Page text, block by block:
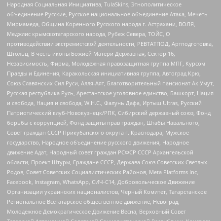
Народная Социальная Инициатива, TulaSkins, Этнополитическое
объединение Русские, Русское национальное объединение Атака, Мечеть
Мирмамеда, Община Коренного Русского народа г. Астрахани, ВОЛЯ,
Меджлис крымскотатарского народа, Рубеж Севера, ТОЙС, О
противодействии экстремистской деятельности, РЕВТАТПОД, Артподготовка,
Штольц, В честь иконы Божией Матери Державная, Сектор 16,
Независимость, Фирма, Молодежная правозащитная группа МПГ, Курсом
Правды и Единения, Каракольская инициативная группа, Автоград Крю,
Союз Славянских Сил Руси, Алля-Аят, Благотворительный пансионат Ак Умут,
Русская республика Русь, Арестантское уголовное единство, Башкорт, Нация
и свобода, Нация и свобода, W.H.С., Фалунь Дафа, Иртыш Ultras, Русский
Патриотический клуб-Новокузнецк/РПК, Сибирский державный союз, Фонд
борьбы с коррупцией, Фонд защиты прав граждан, Штабы Навального,
Совет граждан СССР Прикубанского округа г. Краснодара, Мужское
государство, Народное объединение русского движения, Народное
движение Адат, Народный совет граждан РСФСР СССР Архангельской
области, Проект Штурм, Граждане СССР, Держава Союз Советских Светлых
Родов, Совет Советских Социалистических Районов, Meta Platforms Inc,
Facebook, Instagram, WhatsApp, СИЧ-С14, Добровольческое Движение
Организации украинских националистов, Черный Комитет, Татарстанское
Региональное Всетатарское общественное движение, Невоград,
Молодежное Демократическое Движение Весна, Верховный Совет